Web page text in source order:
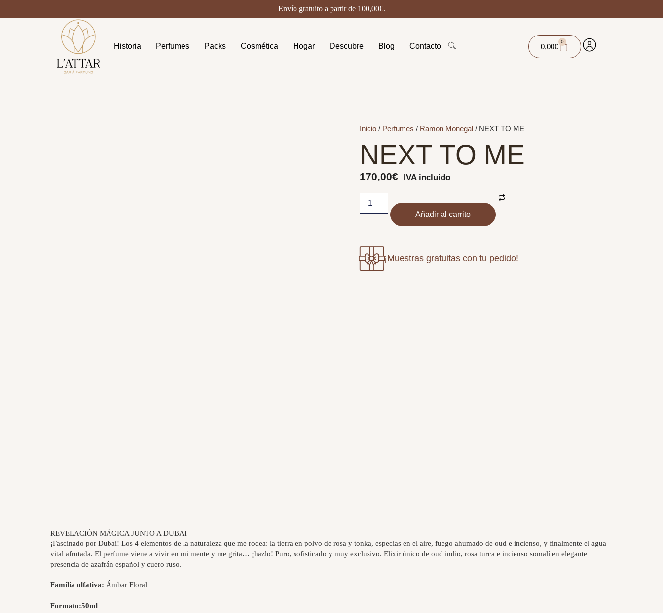
Historia Perfumes Packs Cosmética Hogar Descubre Blog Contacto 0,00€
0
Inicio / Perfumes / Ramon Monegal / NEXT TO ME
NEXT TO ME
170,00€ IVA incluido
Añadir al carrito
¡Muestras gratuitas con tu pedido!
REVELACIÓN MÁGICA JUNTO A DUBAI
¡Fascinado por Dubai! Los 4 elementos de la naturaleza que me rodea: la tierra en polvo de rosa y tonka, especias en el aire, fuego ahumado de oud e incienso, y finalmente el agua
vital afrutada. El perfume viene a vivir en mi mente y me grita… ¡hazlo! Puro, sofisticado y muy exclusivo. Elixir único de oud indio, rosa turca e incienso somalí en elegante
presencia de azafrán español y cuero ruso.
Familia olfativa: Ámbar Floral
Formato:50ml
Envío gratuito a partir de 100,00€.